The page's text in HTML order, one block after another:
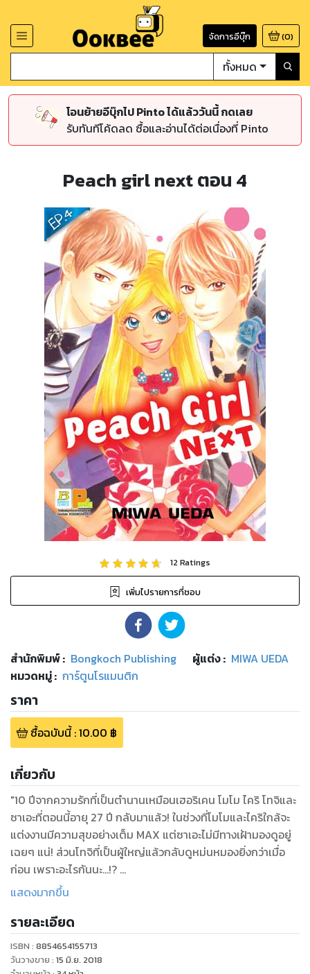
จัดการอีบุ๊ก (0)
ทั้งหมด
โอนย้ายอีบุ๊กไป Pinto ได้แล้ววันนี้ กดเลย
รับทันทีโค้ดลด ซื้อและอ่านได้ต่อเนื่องที่ Pinto
Peach girl next ตอน 4
12Ratings
เพิ่มไปรายการที่ชอบ
สำนักพิมพ์: Bongkoch Publishing ผู้แต่ง : MIWA UEDA
หมวดหมู่: การ์ตูนโรแมนติก
ราคา
ซื้อฉบับนี้:10.00 ฿
เกี่ยวกับ
"10 ปีจากความรักที่เป็นตำนานเหมือนเฮอริเคน โมโม ไคริ โทจิและ
ซาเอะที่ตอนนี้อายุ 27 ปี กลับมาแล้ว! ในช่วงที่โมโมและไคริใกล้จะ
แต่งงานมีความสุขอย่างเต็ม MAX แต่ซาเอะไม่มีทางเฝ้ามองดูอยู่
เฉยๆ แน่! ส่วนโทจิที่เป็นผู้ใหญ่แล้วกลับดูหม่นหมองยิ่งกว่าเมื่อ
ก่อน เพราะอะไรกันนะ...!?
เมื่อทั้ง 4 คนกลับมาพบกันอีกครั้งในรอบ 10 ปี พลังแห่งรักที่เกิด
"
แสดงมากขึ้น
รายละเอียด
ISBN : 8854654155713
วันวางขาย : 15 มิ.ย. 2018